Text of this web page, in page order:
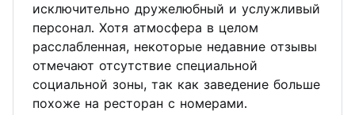
исключительно дружелюбный и услужливый
персонал. Хотя атмосфера в целом
расслабленная, некоторые недавние отзывы
отмечают отсутствие специальной
социальной зоны, так как заведение больше
похоже на ресторан с номерами.